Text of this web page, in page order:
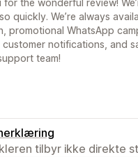
quickly. We’re always
promotional WhatsApp
customer notifications, and
team!
tilbyr ikke direkte